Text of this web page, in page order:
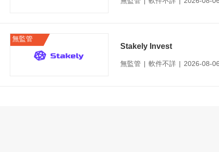
無監管
Stakely Invest
無監管 | 軟件不詳 | 2026-08-